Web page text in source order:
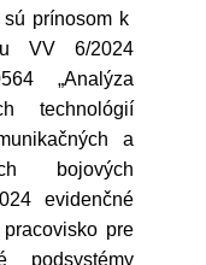
prínosom k
VV 6/2024
„Analýza
technológií
a
bojových
evidenčné
pre
podsystémy